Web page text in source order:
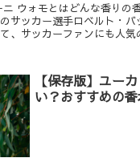
ウォモとはどんな香りの
サッカー選手ロベルト・
、サッカーファンにも人
【保存版】ユー
い？おすすめの